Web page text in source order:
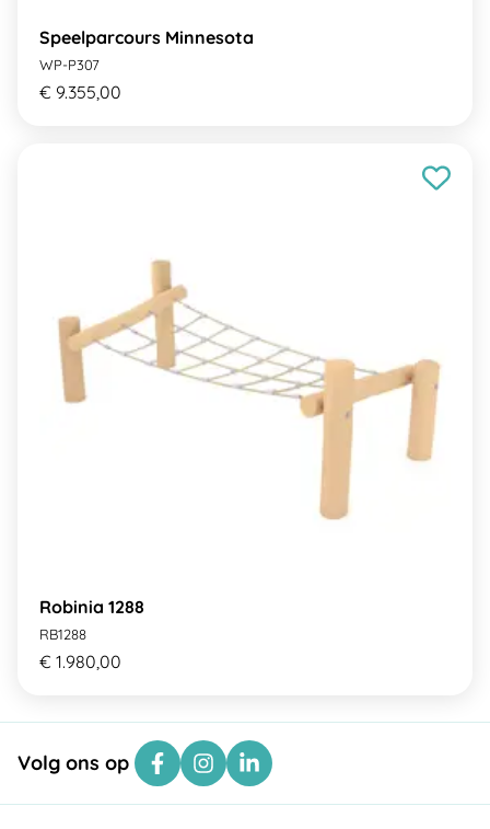
Speelparcours Minnesota
WP-P307
€ 9.355,00
Robinia 1288
RB1288
€ 1.980,00
Volg ons op